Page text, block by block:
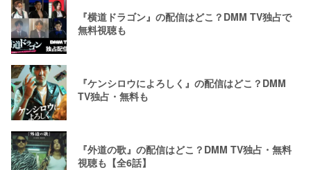
『横道ドラゴン』の配信はどこ？DMM TV独占で
無料視聴も
『ケンシロウによろしく』の配信はどこ？DMM
TV独占・無料も
『外道の歌』の配信はどこ？DMM TV独占・無料
視聴も【全6話】